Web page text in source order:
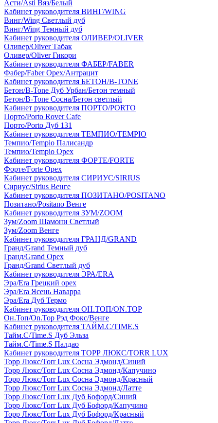
Асти/Asti Вяз/Белый
Кабинет руководителя ВИНГ/WING
Винг/Wing Светлый дуб
Винг/Wing Темный дуб
Кабинет руководителя ОЛИВЕР/OLIVER
Оливер/Oliver Табак
Оливер/Oliver Гикори
Кабинет руководителя ФАБЕР/FABER
Фабер/Faber Орех/Антрацит
Кабинет руководителя БЕТОН/B-TONE
Бетон/B-Tone Дуб Урбан/Бетон темный
Бетон/B-Tone Сосна/Бетон светлый
Кабинет руководителя ПОРТО/PORTO
Порто/Porto Rover Cafe
Порто/Porto Дуб 131
Кабинет руководителя ТЕМПИО/TEMPIO
Темпио/Tempio Палисандр
Темпио/Tempio Орех
Кабинет руководителя ФОРТЕ/FORTE
Форте/Forte Орех
Кабинет руководителя СИРИУС/SIRIUS
Сириус/Sirius Венге
Кабинет руководителя ПОЗИТАНО/POSITANO
Позитано/Positano Венге
Кабинет руководителя ЗУМ/ZOOM
Зум/Zoom Шамони Светлый
Зум/Zoom Венге
Кабинет руководителя ГРАНД/GRAND
Гранд/Grand Темный дуб
Гранд/Grand Орех
Гранд/Grand Светлый дуб
Кабинет руководителя ЭРА/ERA
Эра/Era Грецкий орех
Эра/Era Ясень Наварра
Эра/Era Дуб Термо
Кабинет руководителя ОН.ТОП/ON.TOP
Он.Топ/On.Top Рэд Фокс/Венге
Кабинет руководителя ТАЙМ.С/TIME.S
Тайм.С/Time.S Дуб Эльза
Тайм.С/Time.S Палдао
Кабинет руководителя ТОРР ЛЮКС/TORR LUX
Торр Люкс/Torr Lux Сосна Эдмонд/Синий
Торр Люкс/Torr Lux Сосна Эдмонд/Капучино
Торр Люкс/Torr Lux Сосна Эдмонд/Красный
Торр Люкс/Torr Lux Сосна Эдмонд/Латте
Торр Люкс/Torr Lux Дуб Бофорд/Синий
Торр Люкс/Torr Lux Дуб Бофорд/Капучино
Торр Люкс/Torr Lux Дуб Бофорд/Красный